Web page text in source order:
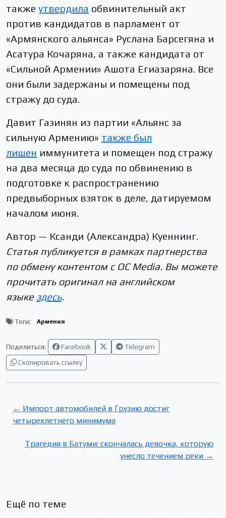
также утвердила обвинительный акт
против кандидатов в парламент от
«Армянского альянса» Руслана Барсегяна и
Асатура Кочаряна, а также кандидата от
«Сильной Армении» Ашота Егиазаряна. Все
они были задержаны и помещены под
стражу до суда.
Давит Газинян из партии «Альянс за
сильную Армению» также был
лишен иммунитета и помещен под стражу
на два месяца до суда по обвинению в
подготовке к распространению
предвыборных взяток в деле, датируемом
началом июня.
Автор — Ксанди (Александра) Куеннинг.
Статья публикуется в рамках партнерства
по обмену контентом с OC Media. Вы можете
прочитать оригинал на английском
языке здесь.
Теги: Армения
Поделиться: Facebook
Telegram
Скопировать ссылку
← Импорт автомобилей в Грузию достиг
четырехлетнего минимума
Трагедия в Батуми: скончалась девочка, которую
унесло течением реки →
Ещё по теме